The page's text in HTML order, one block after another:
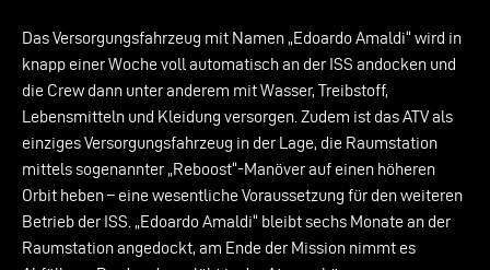
Das Versorgungsfahrzeug mit Namen „Edoardo Amaldi“ wird in
knapp einer Woche voll automatisch an der ISS andocken und
die Crew dann unter anderem mit Wasser, Treibstoff,
Lebensmitteln und Kleidung versorgen. Zudem ist das ATV als
einziges Versorgungsfahrzeug in der Lage, die Raumstation
mittels sogenannter „Reboost“-Manöver auf einen höheren
Orbit heben – eine wesentliche Voraussetzung für den weiteren
Betrieb der ISS. „Edoardo Amaldi“ bleibt sechs Monate an der
Raumstation angedockt, am Ende der Mission nimmt es